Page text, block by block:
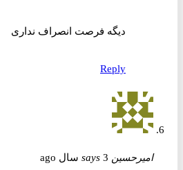
دیگه فرصت انصراف نداری
Reply
امیرحسین says 3 سال ago